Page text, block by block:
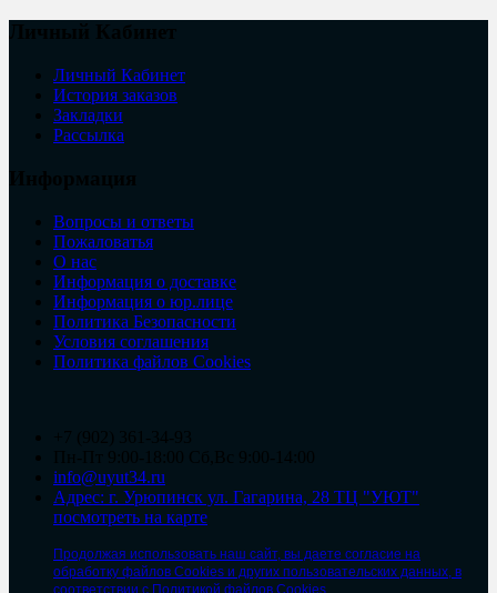
Личный Кабинет
История заказов
Закладки
Рассылка
Вопросы и ответы
Пожаловатья
О нас
Информация о доставке
Информация о юр.лице
Политика Безопасности
Условия соглашения
Политика файлов Cookies
info@uyut34.ru
Адрес: г. Урюпинск ул. Гагарина, 28 ТЦ "УЮТ"
посмотреть на карте
Продолжая использовать наш сайт, вы даете согласие на
обработку файлов Cookies и других пользовательских данных, в
соответствии с Политикой файлов Cookies.